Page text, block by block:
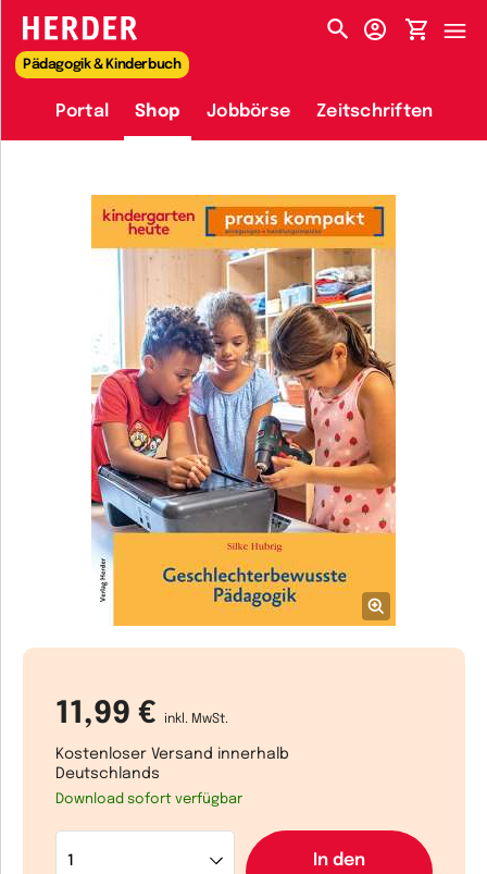
HERDER-MENÜ
Pädagogik & Kinderbuch
Portal Shop Jobbörse Zeitschriften
11,99 € inkl. MwSt.
Kostenloser Versand innerhalb
Deutschlands
Download sofort verfügbar
In den